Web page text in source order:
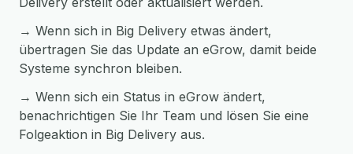
→ Wenn sich in Big Delivery etwas ändert,
übertragen Sie das Update an eGrow, damit beide
Systeme synchron bleiben.
→ Wenn sich ein Status in eGrow ändert,
benachrichtigen Sie Ihr Team und lösen Sie eine
Folgeaktion in Big Delivery aus.